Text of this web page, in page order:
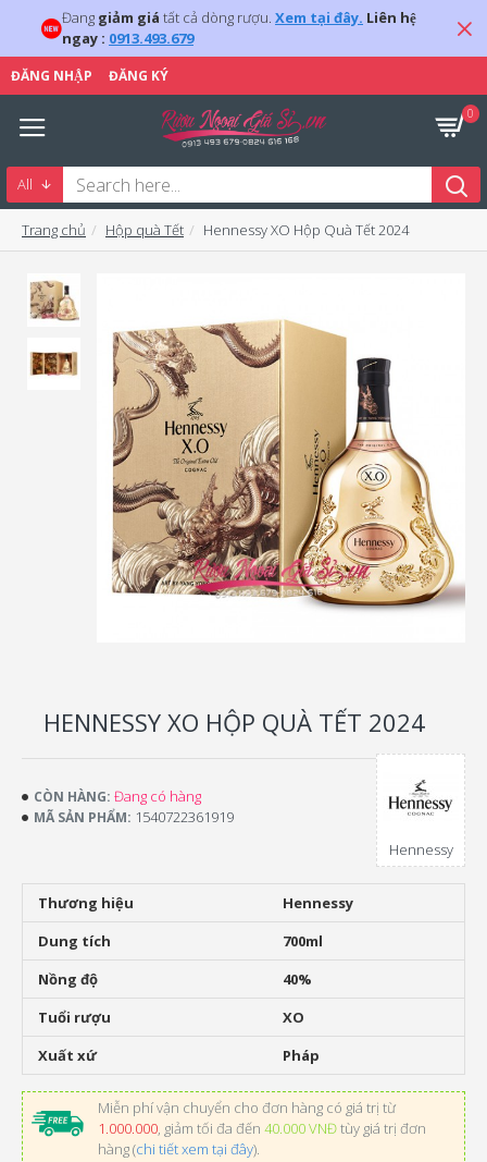
Đang giảm giá tất cả dòng rượu. Xem tại đây. Liên hệ
ngay : 0913.493.679
ĐĂNG NHẬP ĐĂNG KÝ
0
All
Trang chủ Hộp quà Tết Hennessy XO Hộp Quà Tết 2024
HENNESSY XO HỘP QUÀ TẾT 2024
Thương hiệu
Hennessy
Dung tích
700ml
Nồng độ
40%
Tuổi rượu
XO
Xuất xứ
Pháp
Miễn phí vận chuyển cho đơn hàng có giá trị từ
1.000.000, giảm tối đa đến 40.000 VNĐtùy giá trị đơn
hàng (chi tiết xem tại đây).
CÒN HÀNG: Đang có hàng
MÃ SẢN PHẨM: 1540722361919
Hennessy